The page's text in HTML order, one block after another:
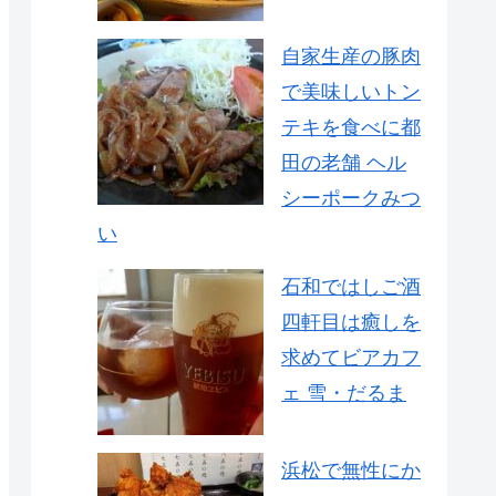
自家生産の豚肉
で美味しいトン
テキを食べに都
田の老舗 ヘル
シーポークみつ
い
石和ではしご酒
四軒目は癒しを
求めてビアカフ
ェ 雪・だるま
浜松で無性にか